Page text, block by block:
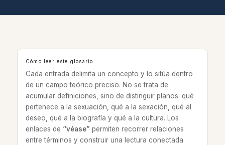
Cómo leer este glosario
Cada entrada delimita un concepto y lo sitúa dentro
de un campo teórico preciso. No se trata de
acumular definiciones, sino de distinguir planos: qué
pertenece a la sexuación, qué a la sexación, qué al
deseo, qué a la biografía y qué a la cultura. Los
enlaces de “véase” permiten recorrer relaciones
entre términos y construir una lectura conectada.